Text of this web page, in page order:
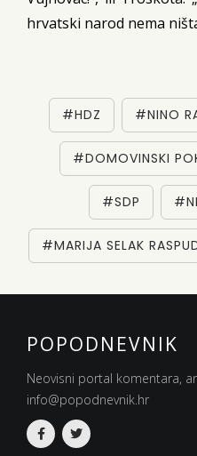
hrvatski narod nema
#HDZ #NINO
#DOMOVINSKI
#SDP
#MARIJA SELAK
POPODNEVNIK
Neovisni portal komentara,
info@popodnevnik.hr